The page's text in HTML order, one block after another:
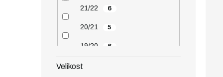
Velikost
21/22 6
20/21 5
19/20 6
18/19